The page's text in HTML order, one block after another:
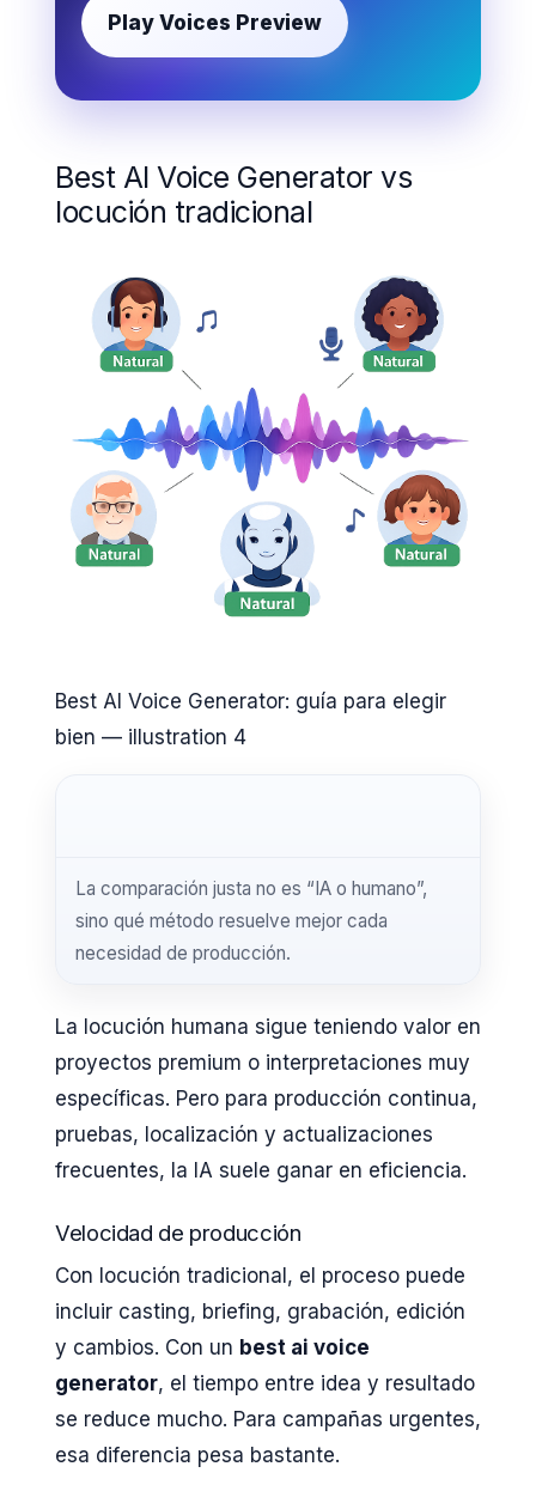
Play Voices Preview
Best AI Voice Generator vs
locución tradicional
Best AI Voice Generator: guía para elegir
bien — illustration 4
La comparación justa no es “IA o humano”,
sino qué método resuelve mejor cada
necesidad de producción.
La locución humana sigue teniendo valor en
proyectos premium o interpretaciones muy
específicas. Pero para producción continua,
pruebas, localización y actualizaciones
frecuentes, la IA suele ganar en eficiencia.
Velocidad de producción
Con locución tradicional, el proceso puede
incluir casting, briefing, grabación, edición
y cambios. Con un best ai voice
generator, el tiempo entre idea y resultado
se reduce mucho. Para campañas urgentes,
esa diferencia pesa bastante.